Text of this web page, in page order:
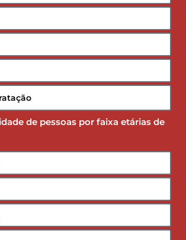
de pessoas por faixa etárias de